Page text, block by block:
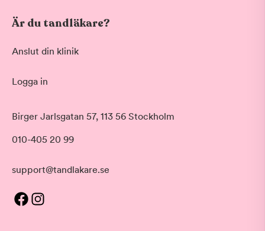
Är du tandläkare?
Anslut din klinik
Logga in
Birger Jarlsgatan 57, 113 56 Stockholm
010-405 20 99
support@tandlakare.se